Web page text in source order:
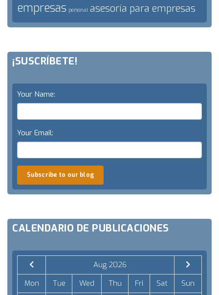
empresas personal asesoría para empresas
¡SUSCRÍBETE!
Your Name:
Your Email:
Subscribe to our blog
CALENDARIO DE PUBLICACIONES
Aug 2026
Mon
Tue Wed Thu Fri Sat
Sun